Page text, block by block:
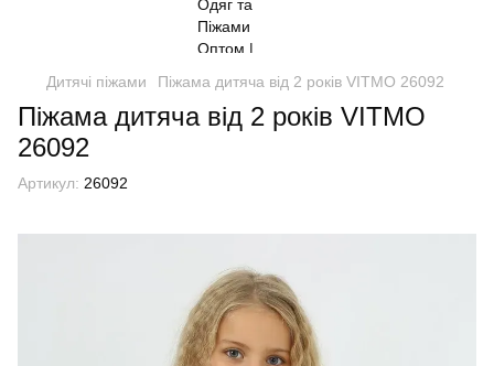
Дитячі піжами Піжама дитяча від 2 років VITMO 26092
Піжама дитяча від 2 років VITMO
26092
Артикул: 26092